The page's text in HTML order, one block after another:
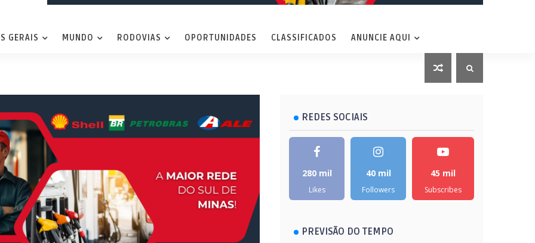
GERAIS MUNDO RODOVIAS OPORTUNIDADES CLASSIFICADOS ANUNCIE AQUI
REDES SOCIAIS
280 mil
Likes
40 mil
Followers
45 mil
Subscribes
PREVISÃO DO TEMPO